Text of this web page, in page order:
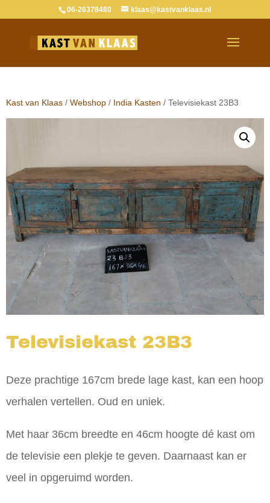
06-26378480 klaas@kastvanklaas.nl
Kast van Klaas / Webshop / India Kasten / Televisiekast 23B3
Televisiekast 23B3
Deze prachtige 167cm brede lage kast, kan een hoop
verhalen vertellen. Oud en uniek.
Met haar 36cm breedte en 46cm hoogte dé kast om
de televisie een plekje te geven. Daarnaast kan er
veel in opgeruimd worden.